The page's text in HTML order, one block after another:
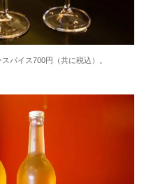
パイス700円（共に税込）。